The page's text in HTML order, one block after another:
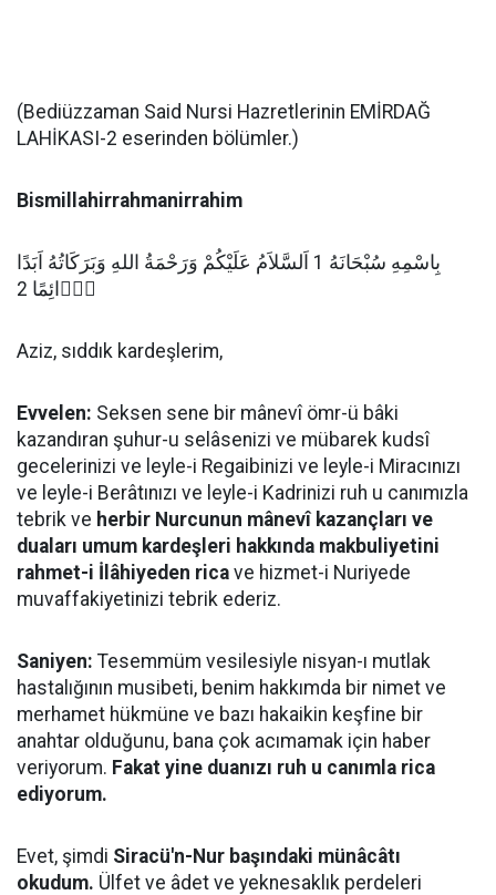
(Bediüzzaman Said Nursi Hazretlerinin EMİRDAĞ
LAHİKASI-2 eserinden bölümler.)
Bismillahirrahmanirrahim
بِاسْمِهِ سُبْحَانَهُ 1 اَلسَّلاَمُ عَلَيْكُمْ وَرَحْمَةُ اللهِ وَبَرَكَاتُهُ اَبَدًا
دَۤائِمًا 2
Aziz, sıddık kardeşlerim,
Evvelen: Seksen sene bir mânevî ömr-ü bâki
kazandıran şuhur-u selâsenizi ve mübarek kudsî
gecelerinizi ve leyle-i Regaibinizi ve leyle-i Miracınızı
ve leyle-i Berâtınızı ve leyle-i Kadrinizi ruh u canımızla
tebrik ve herbir Nurcunun mânevî kazançları ve
duaları umum kardeşleri hakkında makbuliyetini
rahmet-i İlâhiyeden rica ve hizmet-i Nuriyede
muvaffakiyetinizi tebrik ederiz.
Saniyen: Tesemmüm vesilesiyle nisyan-ı mutlak
hastalığının musibeti, benim hakkımda bir nimet ve
merhamet hükmüne ve bazı hakaikin keşfine bir
anahtar olduğunu, bana çok acımamak için haber
veriyorum. Fakat yine duanızı ruh u canımla rica
ediyorum.
Evet, şimdi Siracü'n-Nur başındaki münâcâtı
okudum. Ülfet ve âdet ve yeknesaklık perdeleri